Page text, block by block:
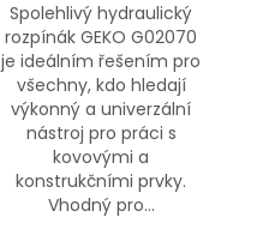
Spolehlivý hydraulický
rozpínák GEKO G02070
je ideálním řešením pro
všechny, kdo hledají
výkonný a univerzální
nástroj pro práci s
kovovými a
konstrukčními prvky.
Vhodný pro...